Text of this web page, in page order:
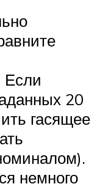
Если
20
гасящее
немного